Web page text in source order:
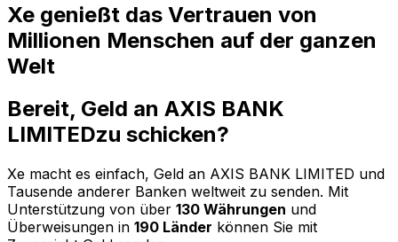
Xe genießt das Vertrauen von
Millionen Menschen auf der ganzen
Welt
Bereit, Geld an AXIS BANK
LIMITEDzu schicken?
Xe macht es einfach, Geld an AXIS BANK LIMITED und
Tausende anderer Banken weltweit zu senden. Mit
Unterstützung von über 130 Währungen und
Überweisungen in 190 Länder können Sie mit